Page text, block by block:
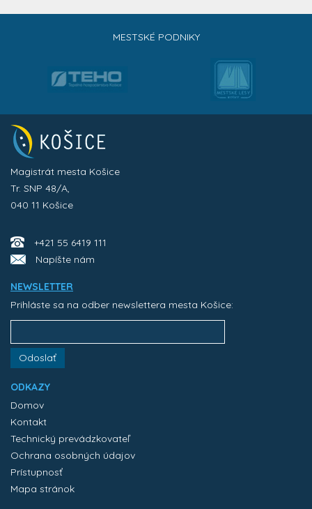
MESTSKÉ PODNIKY
Magistrát mesta Košice
Tr. SNP 48/A,
040 11 Košice
+421 55 6419 111
Napíšte nám
NEWSLETTER
Prihláste sa na odber newslettera mesta Košice:
Odoslať
ODKAZY
Domov
Kontakt
Technický prevádzkovateľ
Ochrana osobných údajov
Prístupnosť
Mapa stránok